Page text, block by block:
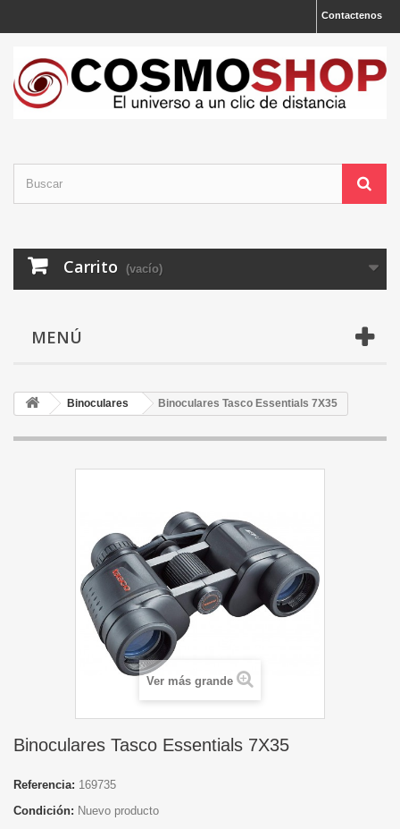
Contactenos
Carrito (vacío)
MENÚ
Binoculares Binoculares Tasco Essentials 7X35
Ver más grande
Binoculares Tasco Essentials 7X35
Referencia: 169735
Condición: Nuevo producto